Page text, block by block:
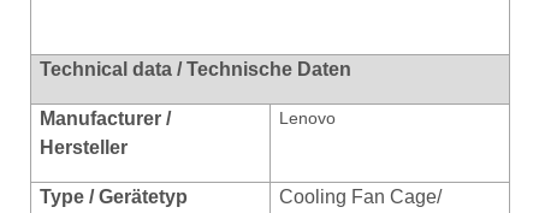
Technical data / Technische Daten
Manufacturer /
Hersteller
Lenovo
Type / Gerätetyp
Cooling Fan Cage/